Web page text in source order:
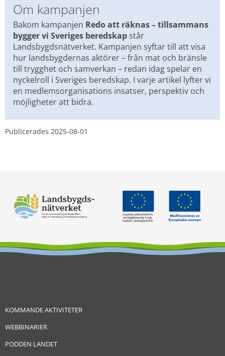
Om kampanjen
Bakom kampanjen Redo att räknas – tillsammans
bygger vi Sveriges beredskap står
Landsbygdsnätverket. Kampanjen syftar till att visa
hur landsbygdernas aktörer – från mat och bränsle
till trygghet och samverkan – redan idag spelar en
nyckelroll i Sveriges beredskap. I varje artikel lyfter vi
en medlemsorganisations insatser, perspektiv och
möjligheter att bidra.
Publicerades 2025-08-01
KOMMANDE AKTIVITETER
WEBBINARIER
PODDEN LANDET